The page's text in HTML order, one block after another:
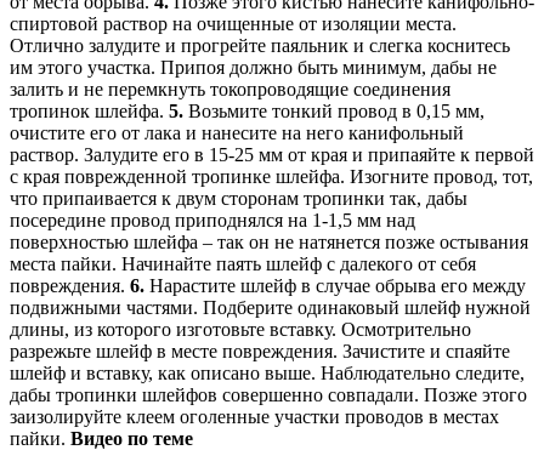
спиртовой раствор на очищенные от изоляции места.
Отлично залудите и прогрейте паяльник и слегка коснитесь
им этого участка. Припоя должно быть минимум, дабы не
залить и не перемкнуть токопроводящие соединения
тропинок шлейфа. 5. Возьмите тонкий провод в 0,15 мм,
очистите его от лака и нанесите на него канифольный
раствор. Залудите его в 15-25 мм от края и припаяйте к первой
с края поврежденной тропинке шлейфа. Изогните провод, тот,
что припаивается к двум сторонам тропинки так, дабы
посередине провод приподнялся на 1-1,5 мм над
поверхностью шлейфа – так он не натянется позже остывания
места пайки. Начинайте паять шлейф с далекого от себя
повреждения. 6. Нарастите шлейф в случае обрыва его между
подвижными частями. Подберите одинаковый шлейф нужной
длины, из которого изготовьте вставку. Осмотрительно
разрежьте шлейф в месте повреждения. Зачистите и спаяйте
шлейф и вставку, как описано выше. Наблюдательно следите,
дабы тропинки шлейфов совершенно совпадали. Позже этого
заизолируйте клеем оголенные участки проводов в местах
пайки. Видео по теме